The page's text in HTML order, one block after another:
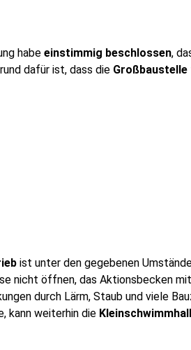
habe einstimmig beschlossen,
dafür ist, dass die Großbaustelle
ist unter den gegebenen
nicht öffnen, das Aktionsbecken
durch Lärm, Staub und viele
kann weiterhin die